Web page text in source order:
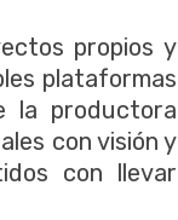
propios y
plataformas
la productora
con visión y
con llevar